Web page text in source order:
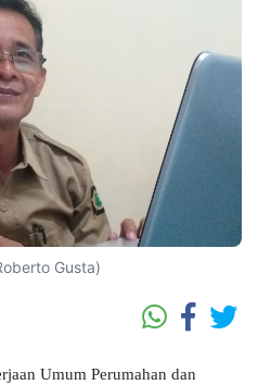
Gusta)
Umum Perumahan dan